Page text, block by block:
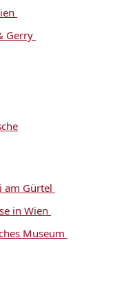
Gerry
am Gürtel
in Wien
Museum